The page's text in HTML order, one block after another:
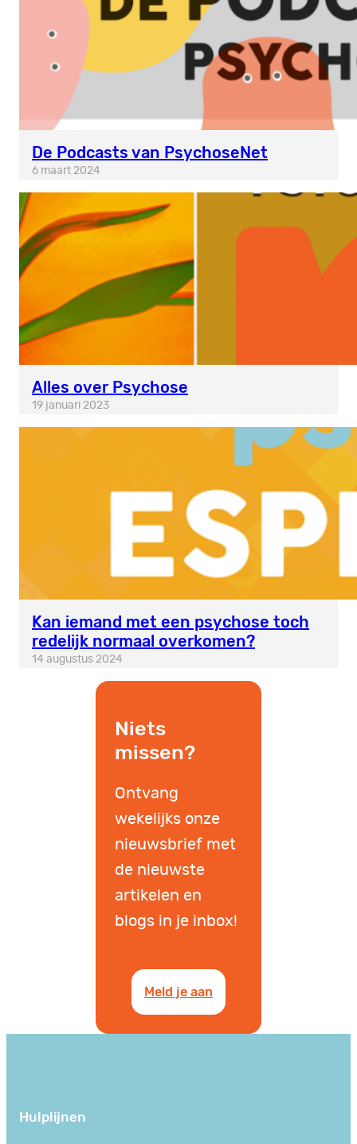
De Podcasts van PsychoseNet
6 maart 2024
Alles over Psychose
19 januari 2023
Kan iemand met een psychose toch
redelijk normaal overkomen?
14 augustus 2024
Niets
missen?
Ontvang
wekelijks onze
nieuwsbrief met
de nieuwste
artikelen en
blogs in je inbox!
Meld je aan
Hulplijnen